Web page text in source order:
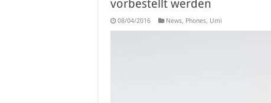
vorbestellt werden
08/04/2016 News, Phones, Umi